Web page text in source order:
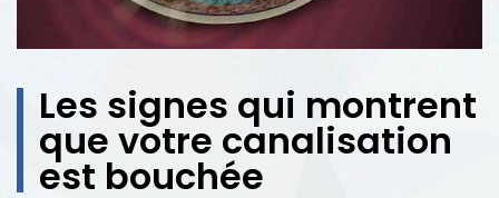
Les signes qui montrent
que votre canalisation
est bouchée